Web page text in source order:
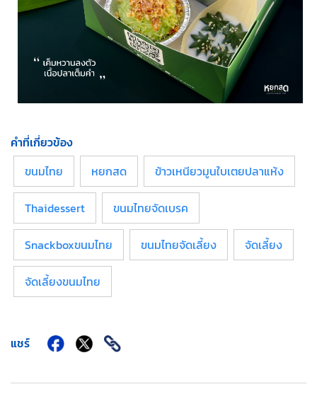
คำที่เกี่ยวข้อง
ขนมไทย
หยกสด ข้าวเหนียวมูนใบเตยปลาแห้ง
Thaidessert ขนมไทยจัดเบรค
Snackboxขนมไทย ขนมไทยจัดเลี้ยง จัดเลี้ยง
จัดเลี้ยงขนมไทย
แชร์